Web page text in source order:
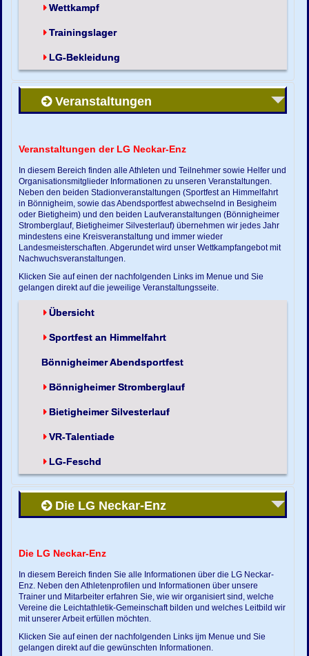
Wettkampf
Trainingslager
LG-Bekleidung
Veranstaltungen
Veranstaltungen der LG Neckar-Enz
In diesem Bereich finden alle Athleten und Teilnehmer sowie Helfer und
Organisationsmitglieder Informationen zu unseren Veranstaltungen.
Neben den beiden Stadionveranstaltungen (Sportfest an Himmelfahrt
in Bönnigheim, sowie das Abendsportfest abwechselnd in Besigheim
oder Bietigheim) und den beiden Laufveranstaltungen (Bönnigheimer
Stromberglauf, Bietigheimer Silvesterlauf) übernehmen wir jedes Jahr
mindestens eine Kreisveranstaltung und immer wieder
Landesmeisterschaften. Abgerundet wird unser Wettkampfangebot mit
Nachwuchsveranstaltungen.
Klicken Sie auf einen der nachfolgenden Links im Menue und Sie
gelangen direkt auf die jeweilige Veranstaltungsseite.
Übersicht
Sportfest an Himmelfahrt
Bönnigheimer Abendsportfest
Bönnigheimer Stromberglauf
Bietigheimer Silvesterlauf
VR-Talentiade
LG-Feschd
Die LG Neckar-Enz
Die LG Neckar-Enz
In diesem Bereich finden Sie alle Informationen über die LG Neckar-
Enz. Neben den Athletenprofilen und Informationen über unsere
Trainer und Mitarbeiter erfahren Sie, wie wir organisiert sind, welche
Vereine die Leichtathletik-Gemeinschaft bilden und welches Leitbild wir
mit unserer Arbeit erfüllen möchten.
Klicken Sie auf einen der nachfolgenden Links ijm Menue und Sie
gelangen direkt auf die gewünschten Informationen.